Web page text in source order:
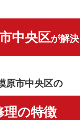
中央区が解決
原市中央区の
理の特徴